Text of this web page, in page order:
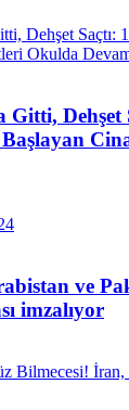
Dehşet
Başlayan
ve
imzalıyor